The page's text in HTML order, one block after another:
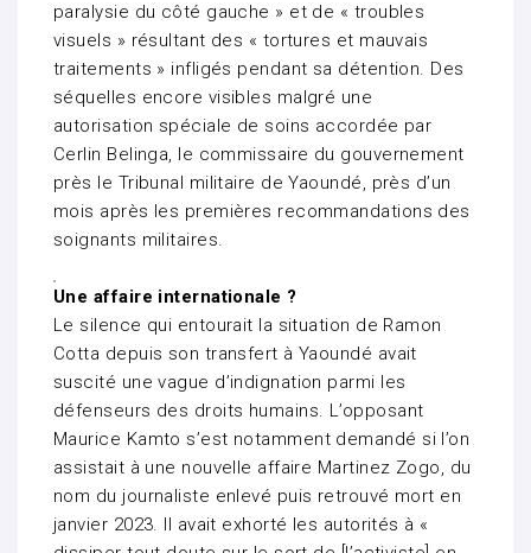
paralysie du côté gauche » et de « troubles
visuels » résultant des « tortures et mauvais
traitements » infligés pendant sa détention. Des
séquelles encore visibles malgré une
autorisation spéciale de soins accordée par
Cerlin Belinga, le commissaire du gouvernement
près le Tribunal militaire de Yaoundé, près d’un
mois après les premières recommandations des
soignants militaires.
Une affaire internationale ?
Le silence qui entourait la situation de Ramon
Cotta depuis son transfert à Yaoundé avait
suscité une vague d’indignation parmi les
défenseurs des droits humains. L’opposant
Maurice Kamto s’est notamment demandé si l’on
assistait à une nouvelle affaire Martinez Zogo, du
nom du journaliste enlevé puis retrouvé mort en
janvier 2023. Il avait exhorté les autorités à «